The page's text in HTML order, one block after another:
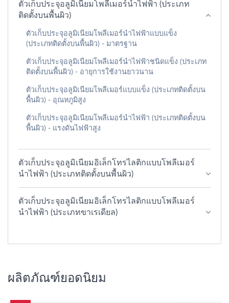
ตัวเก็บประจุอลูมิเนียมโพลีเมอร์นำไฟฟ้า (ประเภท
ติดตั้งบนพื้นผิว)
ตัวเก็บประจุอลูมิเนียมโพลีเมอร์นำไฟฟ้าแบบแข็ง
(ประเภทติดตั้งบนพื้นผิว) - มาตรฐาน
ตัวเก็บประจุอลูมิเนียมโพลีเมอร์นำไฟฟ้าชนิดแข็ง (ประเภท
ติดตั้งบนพื้นผิว) - อายุการใช้งานยาวนาน
ตัวเก็บประจุอลูมิเนียมโพลีเมอร์แบบแข็ง (ประเภทติดตั้งบน
พื้นผิว) - อุณหภูมิสูง
ตัวเก็บประจุอลูมิเนียมโพลีเมอร์นำไฟฟ้า (ประเภทติดตั้งบน
พื้นผิว) - แรงดันไฟฟ้าสูง
ตัวเก็บประจุอลูมิเนียมอิเล็กโทรไลติกแบบโพลีเมอร์
นำไฟฟ้า (ประเภทติดตั้งบนพื้นผิว)
ตัวเก็บประจุอลูมิเนียมอิเล็กโทรไลติกแบบโพลีเมอร์
นำไฟฟ้า (ประเภทขาเรเดียล)
ผลิตภัณฑ์ยอดนิยม